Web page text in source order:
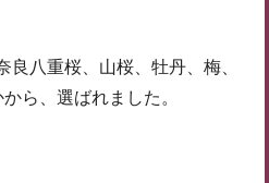
八重桜、山桜、牡丹、梅、
ら、選ばれました。